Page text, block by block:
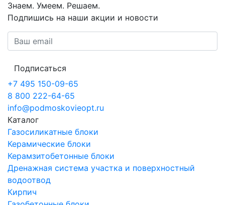
Знаем. Умеем. Решаем.
Подпишись на наши акции и новости
Подписаться
+7 495 150-09-65
8 800 222-64-65
info@podmoskovieopt.ru
Каталог
Газосиликатные блоки
Керамические блоки
Керамзитобетонные блоки
Дренажная система участка и поверхностный
водоотвод
Кирпич